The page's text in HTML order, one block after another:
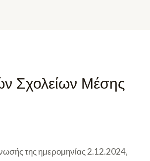
Σχολείων Μέσης
της ημερομηνίας 2.12.2024,